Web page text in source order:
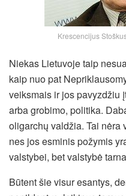
Krescencijus
Niekas Lietuvoje taip
kaip nuo pat
veiksmais ir jos pavyzdžiu
arba grobimo, politika.
oligarchų valdžia. Tai nėra
nes jos esminis požymis
valstybei, bet valstybė
Būtent šie visur esantys,